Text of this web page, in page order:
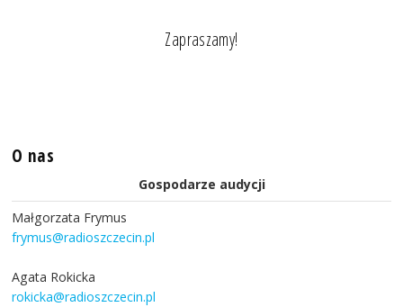
Zapraszamy!
O nas
Gospodarze audycji
Małgorzata Frymus
frymus@radioszczecin.pl
Agata Rokicka
rokicka@radioszczecin.pl